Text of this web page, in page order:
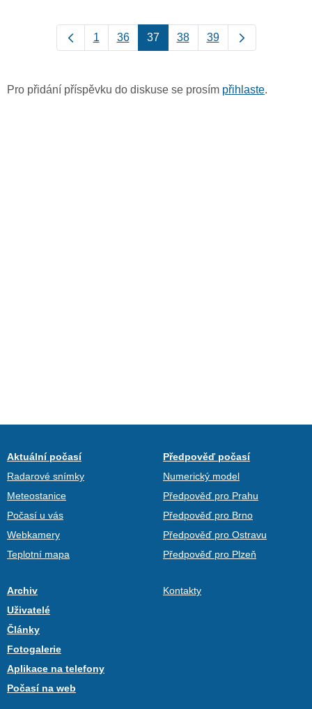
1 36 37 38 39
Pro přidání příspěvku do diskuse se prosím přihlaste.
Aktuální počasí
Radarové snímky
Meteostanice
Počasí u vás
Webkamery
Teplotní mapa
Předpověď počasí
Numerický model
Předpověď pro Prahu
Předpověď pro Brno
Předpověď pro Ostravu
Předpověď pro Plzeň
Archiv
Uživatelé
Články
Fotogalerie
Aplikace na telefony
Počasí na web
Kontakty